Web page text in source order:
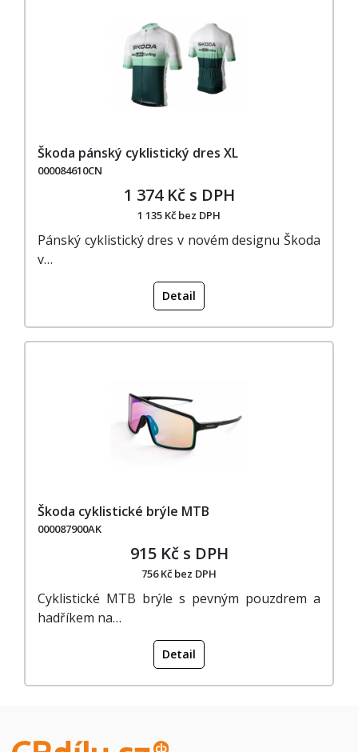
Škoda pánský cyklistický dres XL
000084610CN
1 374 Kč s DPH
1 135 Kč bez DPH
Pánský cyklistický dres v novém designu Škoda
v…
Detail
Škoda cyklistické brýle MTB
000087900AK
915 Kč s DPH
756 Kč bez DPH
Cyklistické MTB brýle s pevným pouzdrem a
hadříkem na…
Detail